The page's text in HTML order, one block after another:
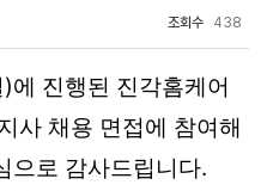
조회수 438
진행된 진각홈케어
사 채용 면접에 참여해
으로 감사드립니다.